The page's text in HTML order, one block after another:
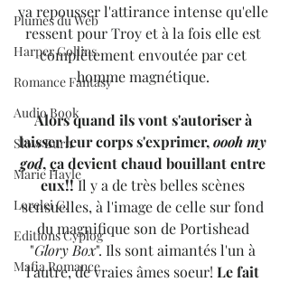
Plumes du Web
Harper Collins
Romance Fantasy
Audio Book
Slow Burn
Marie Hayle
Lorelei C.
Editions Cyplog
Mafia Romance
va repousser l'attirance intense qu'elle
ressent pour Troy et à la fois elle est
complètement envoutée par cet
homme magnétique.
Alors quand ils vont s'autoriser à
laisser leur corps s'exprimer, oooh my
god, ça devient chaud bouillant entre
eux!! Il y a de très belles scènes
sensuelles, à l'image de celle sur fond
du magnifique son de Portishead
"Glory Box". Ils sont aimantés l'un à
l'autre, de vraies âmes soeur! Le fait